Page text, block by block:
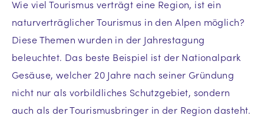
Wie viel Tourismus verträgt eine Region, ist ein
naturverträglicher Tourismus in den Alpen möglich?
Diese Themen wurden in der Jahrestagung
beleuchtet. Das beste Beispiel ist der Nationalpark
Gesäuse, welcher 20 Jahre nach seiner Gründung
nicht nur als vorbildliches Schutzgebiet, sondern
auch als der Tourismusbringer in der Region dasteht.